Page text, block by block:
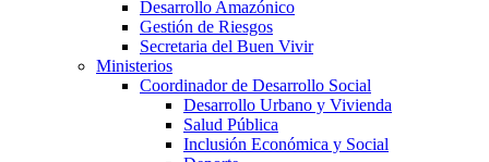
Desarrollo Amazónico
Gestión de Riesgos
Secretaria del Buen Vivir
Ministerios
Coordinador de Desarrollo Social
Desarrollo Urbano y Vivienda
Salud Pública
Inclusión Económica y Social